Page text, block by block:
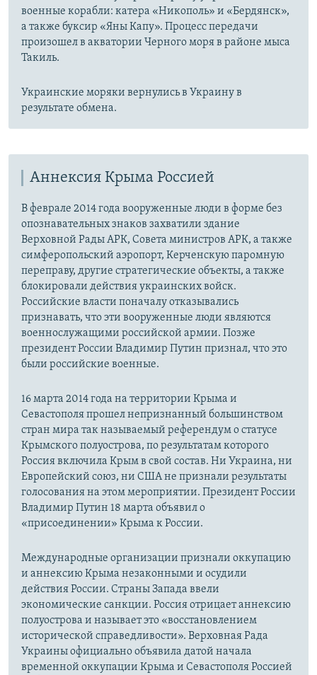
военные корабли: катера «Никополь» и «Бердянск»,
а также буксир «Яны Капу». Процесс передачи
произошел в акватории Черного моря в районе мыса
Такиль.
Украинские моряки вернулись в Украину в
результате обмена.
Аннексия Крыма Россией
В феврале 2014 года вооруженные люди в форме без
опознавательных знаков захватили здание
Верховной Рады АРК, Совета министров АРК, а также
симферопольский аэропорт, Керченскую паромную
переправу, другие стратегические объекты, а также
блокировали действия украинских войск.
Российские власти поначалу отказывались
признавать, что эти вооруженные люди являются
военнослужащими российской армии. Позже
президент России Владимир Путин признал, что это
были российские военные.
16 марта 2014 года на территории Крыма и
Севастополя прошел непризнанный большинством
стран мира так называемый референдум о статусе
Крымского полуострова, по результатам которого
Россия включила Крым в свой состав. Ни Украина, ни
Европейский союз, ни США не признали результаты
голосования на этом мероприятии. Президент России
Владимир Путин 18 марта объявил о
«присоединении» Крыма к России.
Международные организации признали оккупацию
и аннексию Крыма незаконными и осудили
действия России. Страны Запада ввели
экономические санкции. Россия отрицает аннексию
полуострова и называет это «восстановлением
исторической справедливости». Верховная Рада
Украины официально объявила датой начала
временной оккупации Крыма и Севастополя Россией